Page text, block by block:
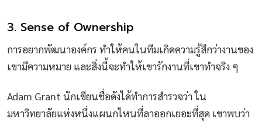
3. Sense of Ownership
การอยากพัฒนาองค์กร ทำให้คนในทีมเกิดความรู้สึกว่างานของ
เขามีความหมาย และสิ่งนี้จะทำให้เขารักงานที่เขาทำจริง ๆ
Adam Grant นักเขียนชื่อดังได้ทำการสำรวจว่า ใน
มหาวิทยาลัยแห่งหนึ่งแผนกไหนที่ลาออกเยอะที่สุด เขาพบว่า